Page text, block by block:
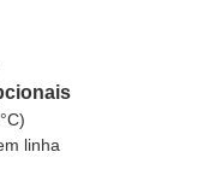
linha